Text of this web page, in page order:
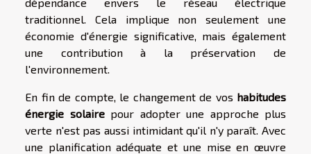
traditionnel. Cela implique non seulement une
économie d'énergie significative, mais également
une contribution à la préservation de
l'environnement.
En fin de compte, le changement de vos habitudes
énergie solairepour adopter une approche plus
verte n'est pas aussi intimidant qu'il n'y paraît. Avec
une planification adéquate et une mise en œuvre